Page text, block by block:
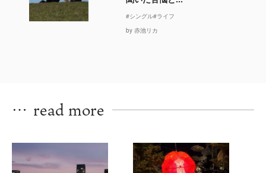
#シングル#ライフ
by 赤池リカ
… read more